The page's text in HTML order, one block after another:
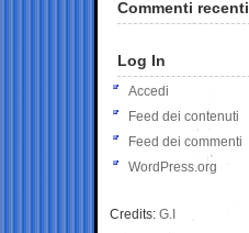
Commenti recenti
Log In
Accedi
Feed dei contenuti
Feed dei commenti
WordPress.org
Credits: G.I